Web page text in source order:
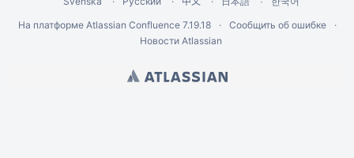
На платформе Atlassian Confluence 7.19.18
Сообщить об ошибке
Новости Atlassian